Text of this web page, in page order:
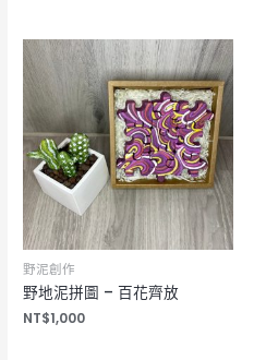
野泥創作
野地泥拼圖 – 百花齊放
NT$1,000